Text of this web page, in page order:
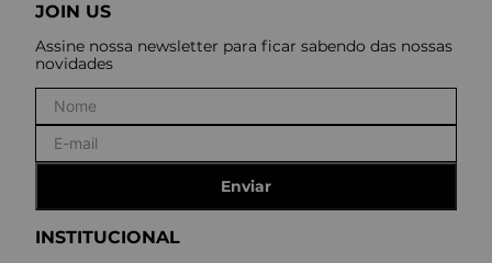
INSTITUCIONAL
JOIN US
Assine nossa newsletter para ficar sabendo das nossas
novidades
Enviar